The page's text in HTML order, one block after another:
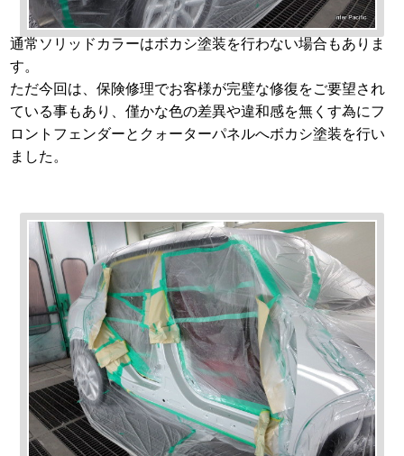
通常ソリッドカラーはボカシ塗装を行わない場合もありま
す。
ただ今回は、保険修理でお客様が完璧な修復をご要望され
ている事もあり、僅かな色の差異や違和感を無くす為にフ
ロントフェンダーとクォーターパネルへボカシ塗装を行い
ました。